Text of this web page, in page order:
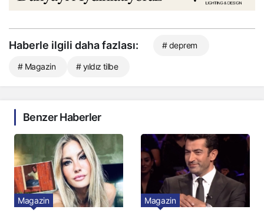
Haberle ilgili daha fazlası: # deprem
# Magazin # yıldız tilbe
Benzer Haberler
Magazin Magazin